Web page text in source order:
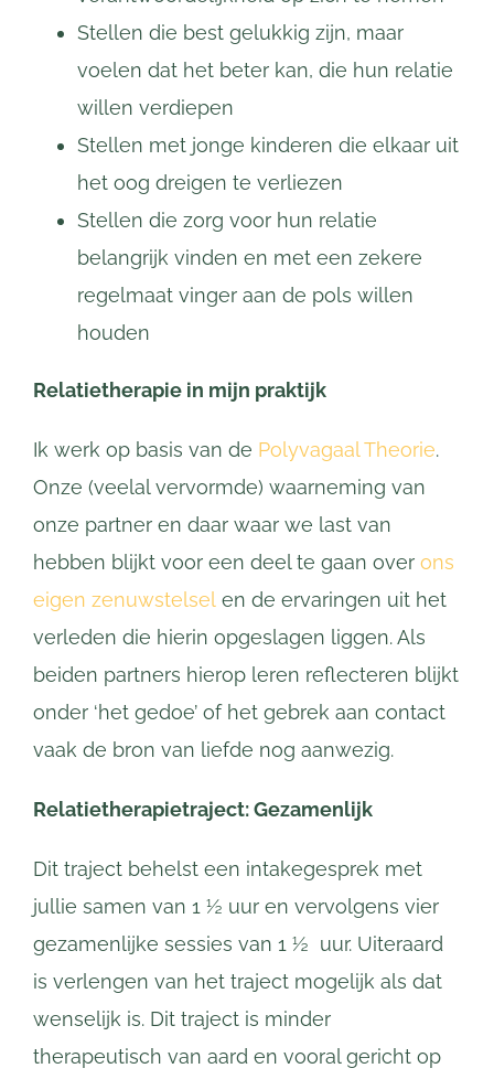
Stellen die best gelukkig zijn, maar
voelen dat het beter kan, die hun relatie
willen verdiepen
Stellen met jonge kinderen die elkaar uit
het oog dreigen te verliezen
Stellen die zorg voor hun relatie
belangrijk vinden en met een zekere
regelmaat vinger aan de pols willen
houden
Relatietherapie in mijn praktijk
Ik werk op basis van de Polyvagaal Theorie.
Onze (veelal vervormde) waarneming van
onze partner en daar waar we last van
hebben blijkt voor een deel te gaan over ons
eigen zenuwstelsel en de ervaringen uit het
verleden die hierin opgeslagen liggen. Als
beiden partners hierop leren reflecteren blijkt
onder ‘het gedoe’ of het gebrek aan contact
vaak de bron van liefde nog aanwezig.
Relatietherapietraject: Gezamenlijk
Dit traject behelst een intakegesprek met
jullie samen van 1 ½ uur en vervolgens vier
gezamenlijke sessies van 1 ½ uur. Uiteraard
is verlengen van het traject mogelijk als dat
wenselijk is. Dit traject is minder
therapeutisch van aard en vooral gericht op